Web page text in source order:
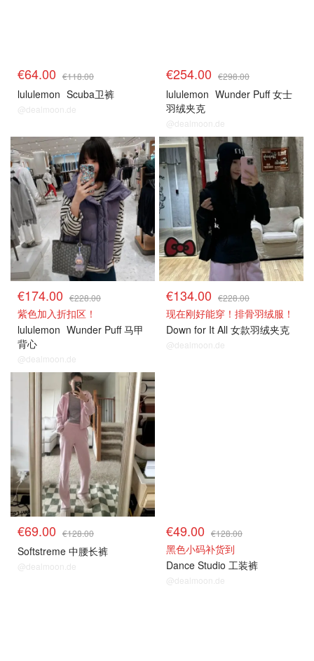
€64.00 €118.00
lululemon Scuba卫裤
@dealmoon.de
€254.00 €298.00
lululemon Wunder Puff 女士
羽绒夹克
@dealmoon.de
€174.00 €228.00
紫色加入折扣区！
lululemon Wunder Puff 马甲
背心
@dealmoon.de
€134.00 €228.00
现在刚好能穿！排骨羽绒服！
Down for It All 女款羽绒夹克
@dealmoon.de
€69.00 €128.00
Softstreme 中腰长裤
@dealmoon.de
€49.00 €128.00
黑色小码补货到
Dance Studio 工装裤
@dealmoon.de